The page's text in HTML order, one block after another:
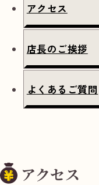
アクセス
店長のご挨拶
よくあるご質問
アクセス